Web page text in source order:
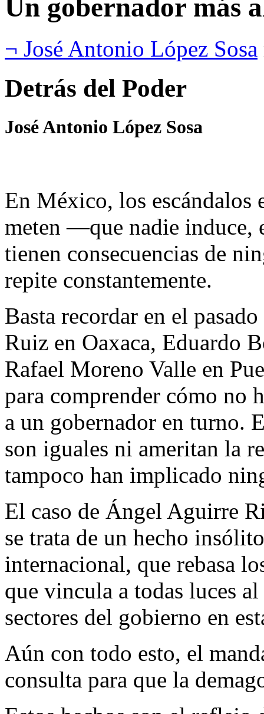
Un gobernador más
¬ José Antonio López Sosa
Detrás del Poder
José Antonio López Sosa
En México, los escándalos
meten —que nadie
tienen consecuencias de
repite constantemente.
Basta recordar en el
Ruiz en Oaxaca, Eduardo
Rafael Moreno Valle en
para comprender cómo no
a un gobernador en turno.
son iguales ni ameritan la
tampoco han implicado
El caso de Ángel Aguirre
se trata de un hecho
internacional, que rebasa
que vincula a todas luces
sectores del gobierno en
Aún con todo esto, el
consulta para que la